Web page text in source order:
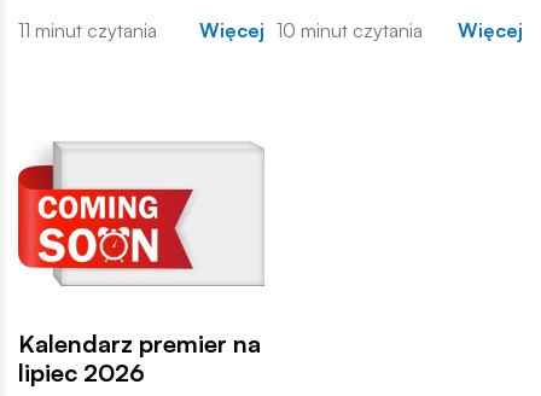
inżynierowie po obu
11 minut czytania Więcej kontynuacje popularnych
10 minut czytania Więcej
Kalendarz premier na
lipiec 2026